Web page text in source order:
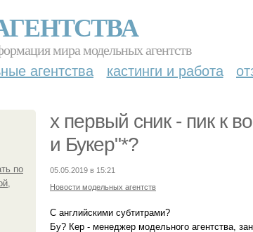
мира модельных агентств
агентства кастинги и работа
по
x первый сник - пик к
и Букер"*?
05.05.2019 в 15:21
Новости модельных агентств
С английскими субтитрами?
Бу? Кер - менеджер модельного агентства,